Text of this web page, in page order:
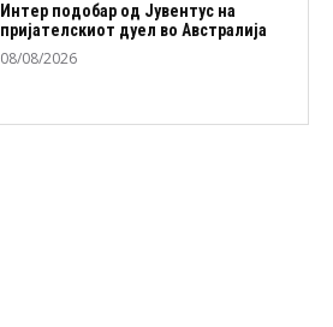
Интер подобар од Јувентус на
пријателскиот дуел во Австралија
08/08/2026